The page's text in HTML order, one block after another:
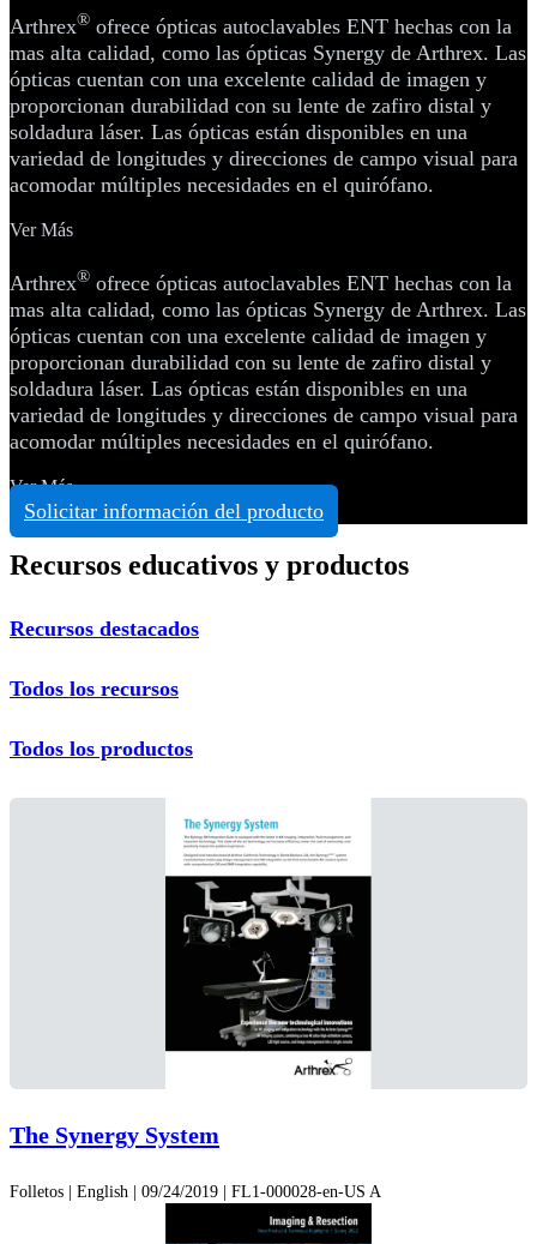
Arthrex® ofrece ópticas autoclavables ENT hechas con la
mas alta calidad, como las ópticas Synergy de Arthrex. Las
ópticas cuentan con una excelente calidad de imagen y
proporcionan durabilidad con su lente de zafiro distal y
soldadura láser. Las ópticas están disponibles en una
variedad de longitudes y direcciones de campo visual para
acomodar múltiples necesidades en el quirófano.
Ver Más
Arthrex® ofrece ópticas autoclavables ENT hechas con la
mas alta calidad, como las ópticas Synergy de Arthrex. Las
ópticas cuentan con una excelente calidad de imagen y
proporcionan durabilidad con su lente de zafiro distal y
soldadura láser. Las ópticas están disponibles en una
variedad de longitudes y direcciones de campo visual para
acomodar múltiples necesidades en el quirófano.
Ver Más
Solicitar información del producto
Recursos educativos y productos
Recursos destacados
Todos los recursos
Todos los productos
The Synergy System
Folletos | English | 09/24/2019 | FL1-000028-en-US A